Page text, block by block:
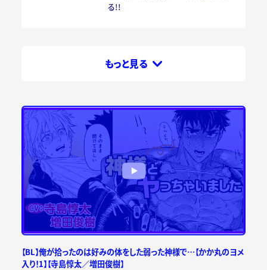
る!!
もっと見る
【BL】俺が拾ったのは好みの体をした弱った神様で…【かか丸のヨメ
入り！1】【寺島惇太／増田俊樹】